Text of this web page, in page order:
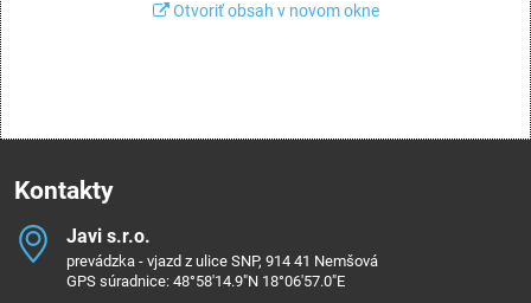
Otvoriť obsah v novom okne
Kontakty
Javi s​.r​.o​.
prevádzka - vjazd z ulice SNP, 914 41 Nemšová
GPS súradnice: 48°58'14.9"N 18°06'57.0"E